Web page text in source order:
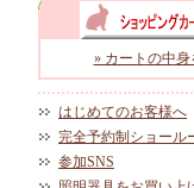
» カートの中身
はじめてのお客様へ
完全予約制ショール
参加SNS